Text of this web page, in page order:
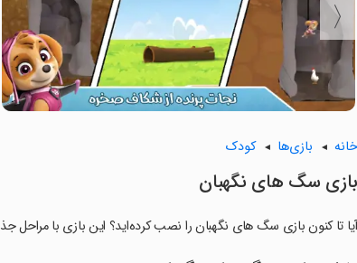
〈
خانه بازی‌ها کودک
بازی سگ های نگهبان
آیا تا کنون بازی سگ های نگهبان را نصب کرده‌اید؟ این بازی با مراحل